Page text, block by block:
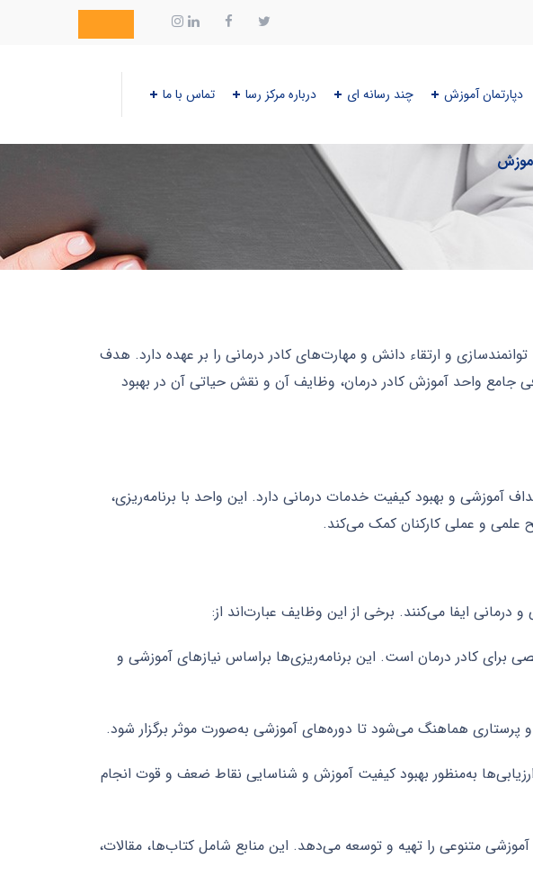
دپارتمان آموزش چند رسانه ای درباره مرکز رسا تماس با ما
و ارتقاء دانش و مهارت‌های کادر درمانی را بر عهده دارد. هدف
جامع واحد آموزش کادر درمان، وظایف آن و نقش حیاتی آن در بهبود
آموزشی و بهبود کیفیت خدمات درمانی دارد. این واحد با برنامه‌ریزی،
علمی و عملی کارکنان کمک می‌کند.
ایفا می‌کنند. برخی از این وظایف عبارت‌اند از:
کادر درمان است. این برنامه‌ریزی‌ها براساس نیازهای آموزشی و
هماهنگ می‌شود تا دوره‌های آموزشی به‌صورت موثر برگزار شود.
به‌منظور بهبود کیفیت آموزش و شناسایی نقاط ضعف و قوت انجام
متنوعی را تهیه و توسعه می‌دهد. این منابع شامل کتاب‌ها، مقالات،